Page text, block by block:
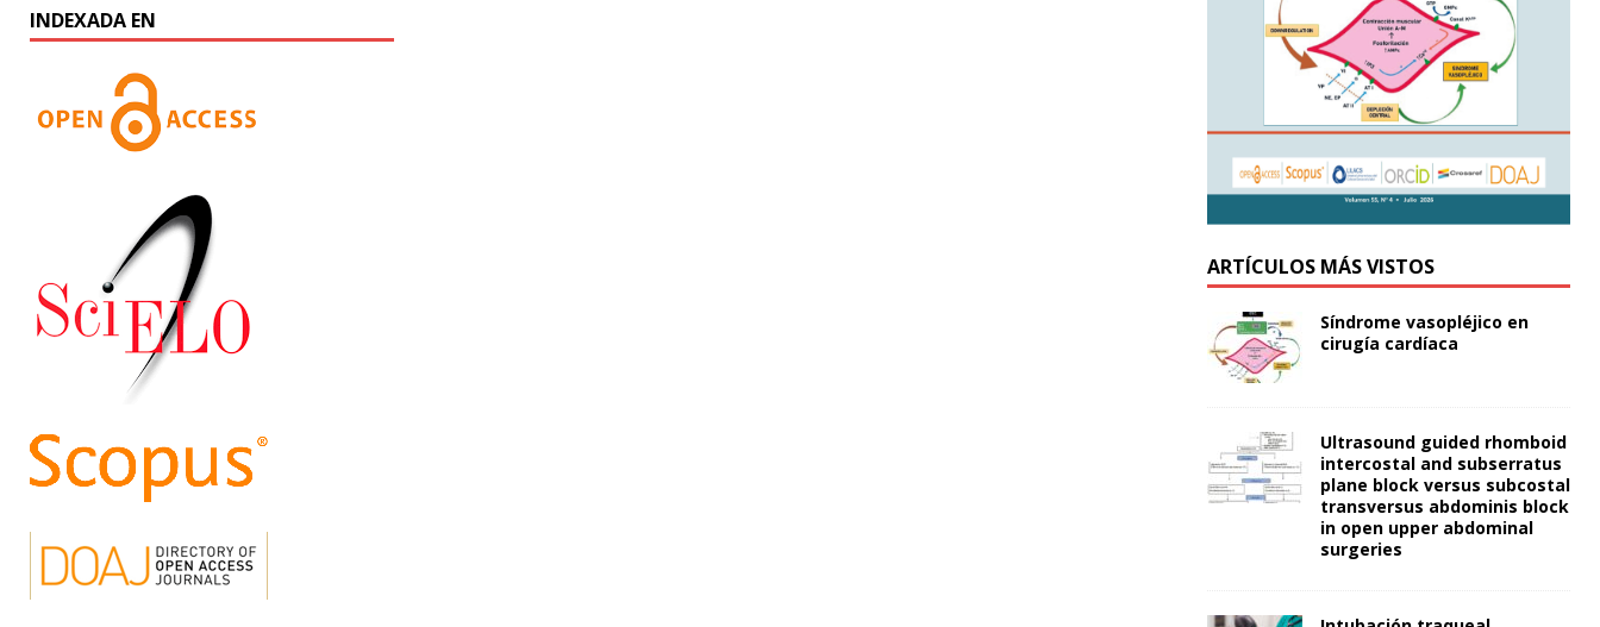
INDEXADA EN
ARTÍCULOS MÁS VISTOS
Síndrome vasopléjico en
cirugía cardíaca
Ultrasound guided rhomboid
intercostal and subserratus
plane block versus subcostal
transversus abdominis block
in open upper abdominal
surgeries